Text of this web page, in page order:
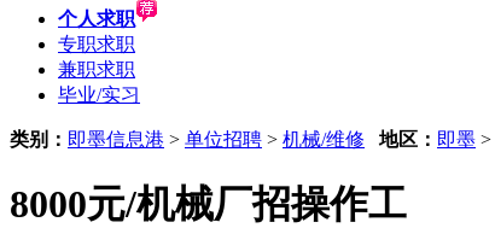
个人求职
专职求职
兼职求职
毕业/实习
类别： 即墨信息港 > 单位招聘 > 机械/维修 地区： 即墨 >
8000元/机械厂招操作工